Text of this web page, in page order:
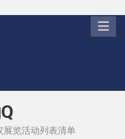
展览活动列表清单